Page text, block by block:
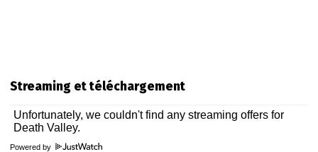
Streaming et téléchargement
Powered by